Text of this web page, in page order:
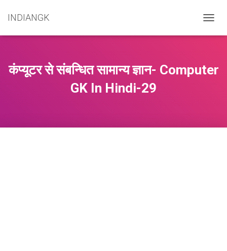
INDIANGK
O
E
कंप्यूटर से संबन्धित सामान्य ज्ञान- Computer
GK In Hindi-29